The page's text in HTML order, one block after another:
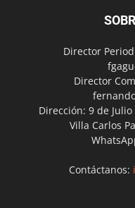
Director
Director
Dirección: 9 de Julio
Villa Carlos
Contáctanos: